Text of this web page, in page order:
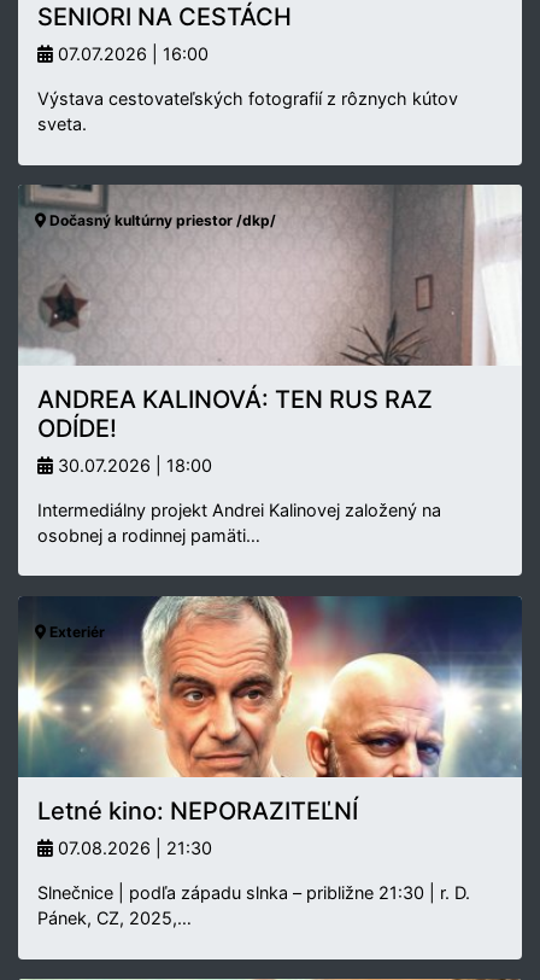
SENIORI NA CESTÁCH
07.07.2026 | 16:00
Výstava cestovateľských fotografií z rôznych kútov
sveta.
Dočasný kultúrny priestor /dkp/
ANDREA KALINOVÁ: TEN RUS RAZ
ODÍDE!
30.07.2026 | 18:00
Intermediálny projekt Andrei Kalinovej založený na
osobnej a rodinnej pamäti…
Exteriér
Letné kino: NEPORAZITEĽNÍ
07.08.2026 | 21:30
Slnečnice | podľa západu slnka – približne 21:30 | r. D.
Pánek, CZ, 2025,…